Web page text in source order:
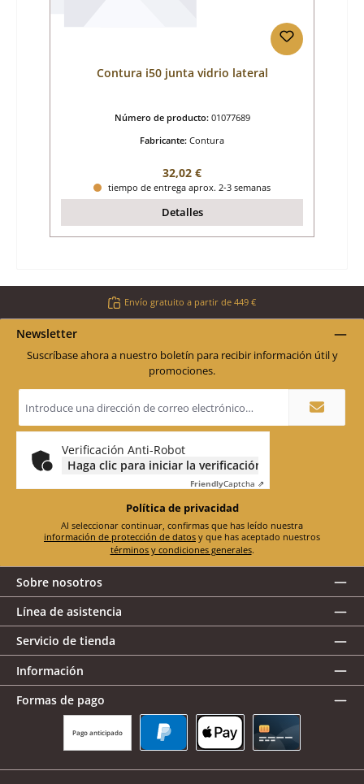
Contura i50 junta vidrio lateral
Número de producto: 01077689
Fabricante: Contura
Precio normal:
32,02 €
tiempo de entrega aprox. 2-3 semanas
Detalles
Envío gratuito a partir de 449 €
Newsletter
Suscríbase ahora a nuestro boletín para recibir información útil y
promociones.
de
correo
electrónico
Verificación Anti-Robot
Haga clic para iniciar la verificación
FriendlyCaptcha ⇗
Política de privacidad
información de protección de datos
términos y condiciones generales.
Sobre nosotros
Línea de asistencia
Servicio de tienda
Información
Formas de pago
Pago anticipado